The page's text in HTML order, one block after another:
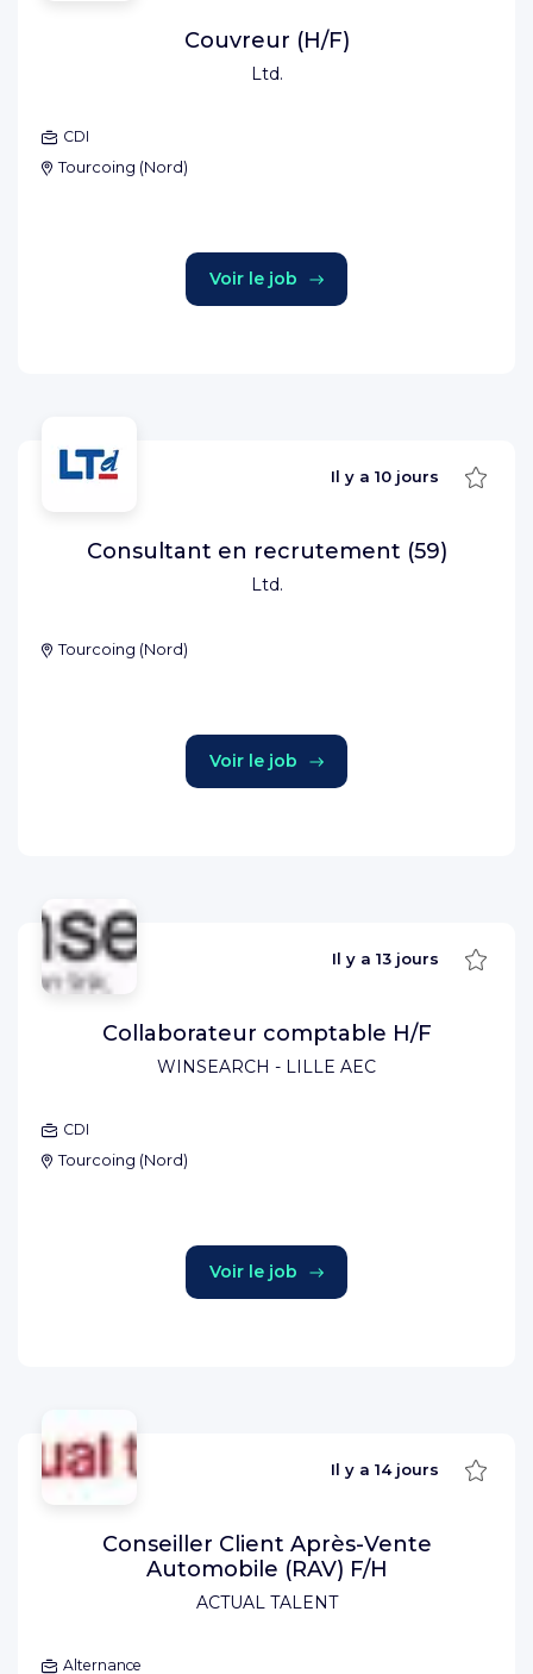
Ltd.
Couvreur (H/F)
CDI
Tourcoing (Nord)
Voir le job
Ltd.
Il y a 10 jours
Consultant en recrutement (59)
Tourcoing (Nord)
Voir le job
WINSEARCH - LILLE AEC
Il y a 13 jours
Collaborateur comptable H/F
CDI
Tourcoing (Nord)
Voir le job
ACTUAL TALENT
Il y a 14 jours
Conseiller Client Après-Vente
Automobile (RAV) F/H
Alternance